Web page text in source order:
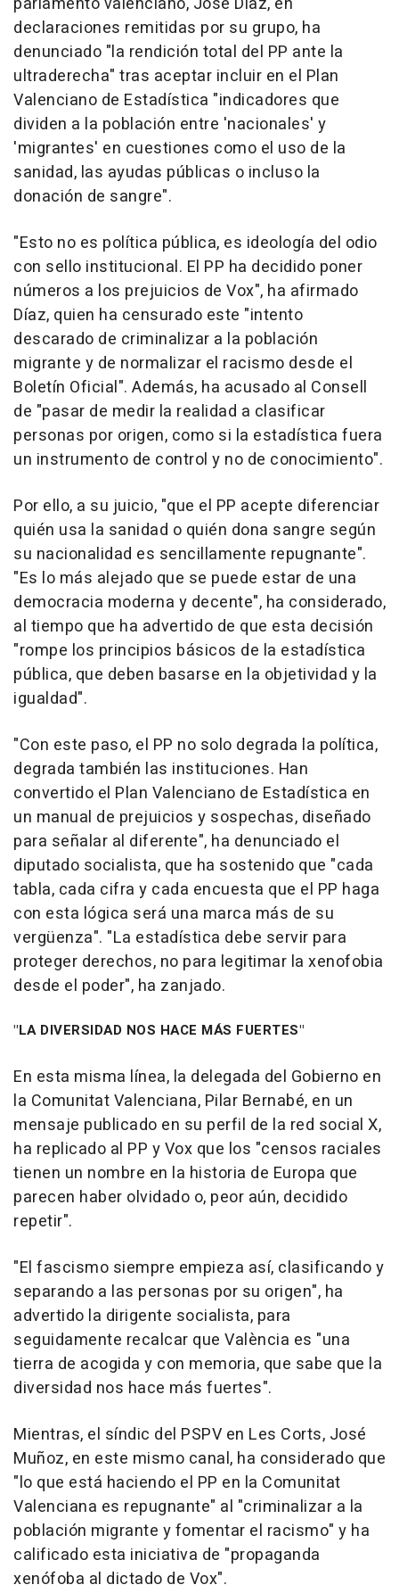
declaraciones remitidas por su grupo, ha
denunciado "la rendición total del PP ante la
ultraderecha" tras aceptar incluir en el Plan
Valenciano de Estadística "indicadores que
dividen a la población entre 'nacionales' y
'migrantes' en cuestiones como el uso de la
sanidad, las ayudas públicas o incluso la
donación de sangre".
"Esto no es política pública, es ideología del odio
con sello institucional. El PP ha decidido poner
números a los prejuicios de Vox", ha afirmado
Díaz, quien ha censurado este "intento
descarado de criminalizar a la población
migrante y de normalizar el racismo desde el
Boletín Oficial". Además, ha acusado al Consell
de "pasar de medir la realidad a clasificar
personas por origen, como si la estadística fuera
un instrumento de control y no de conocimiento".
Por ello, a su juicio, "que el PP acepte diferenciar
quién usa la sanidad o quién dona sangre según
su nacionalidad es sencillamente repugnante".
"Es lo más alejado que se puede estar de una
democracia moderna y decente", ha considerado,
al tiempo que ha advertido de que esta decisión
"rompe los principios básicos de la estadística
pública, que deben basarse en la objetividad y la
igualdad".
"Con este paso, el PP no solo degrada la política,
degrada también las instituciones. Han
convertido el Plan Valenciano de Estadística en
un manual de prejuicios y sospechas, diseñado
para señalar al diferente", ha denunciado el
diputado socialista, que ha sostenido que "cada
tabla, cada cifra y cada encuesta que el PP haga
con esta lógica será una marca más de su
vergüenza". "La estadística debe servir para
proteger derechos, no para legitimar la xenofobia
desde el poder", ha zanjado.
"LA DIVERSIDAD NOS HACE MÁS FUERTES"
En esta misma línea, la delegada del Gobierno en
la Comunitat Valenciana, Pilar Bernabé, en un
mensaje publicado en su perfil de la red social X,
ha replicado al PP y Vox que los "censos raciales
tienen un nombre en la historia de Europa que
parecen haber olvidado o, peor aún, decidido
repetir".
"El fascismo siempre empieza así, clasificando y
separando a las personas por su origen", ha
advertido la dirigente socialista, para
seguidamente recalcar que València es "una
tierra de acogida y con memoria, que sabe que la
diversidad nos hace más fuertes".
Mientras, el síndic del PSPV en Les Corts, José
Muñoz, en este mismo canal, ha considerado que
"lo que está haciendo el PP en la Comunitat
Valenciana es repugnante" al "criminalizar a la
población migrante y fomentar el racismo" y ha
calificado esta iniciativa de "propaganda
xenófoba al dictado de Vox".